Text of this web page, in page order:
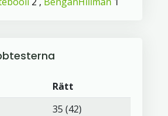
Rätt
35 (42)